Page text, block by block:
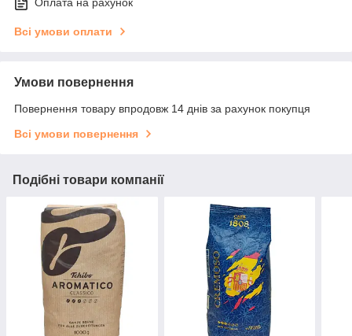
Оплата на рахунок
Всі умови оплати
Умови повернення
Повернення товару впродовж 14 днів за рахунок покупця
Всі умови повернення
Подібні товари компанії